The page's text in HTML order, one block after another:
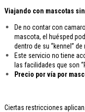
Viajando con mascotas
De no contar con
mascota, el huésped
dentro de su “kennel”
Este servicio no tiene
las facilidades que son
Precio por vía por
Ciertas restricciones